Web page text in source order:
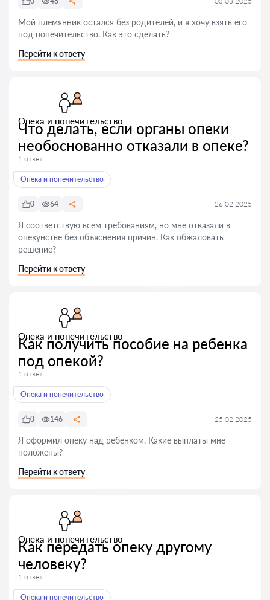
Мой племянник остался без родителей, и я хочу взять его
под попечительство. Как это сделать?
Перейти к ответу
Опека и попечительство
Что делать, если органы опеки
необоснованно отказали в опеке?
1 ответ
Опека и попечительство
0 64 26.02.2025
Я соответствую всем требованиям, но мне отказали в
опекунстве без объяснения причин. Как обжаловать
решение?
Перейти к ответу
Опека и попечительство
Как получить пособие на ребенка
под опекой?
1 ответ
Опека и попечительство
0 146 25.02.2025
Я оформил опеку над ребенком. Какие выплаты мне
положены?
Перейти к ответу
Опека и попечительство
Как передать опеку другому
человеку?
1 ответ
Опека и попечительство